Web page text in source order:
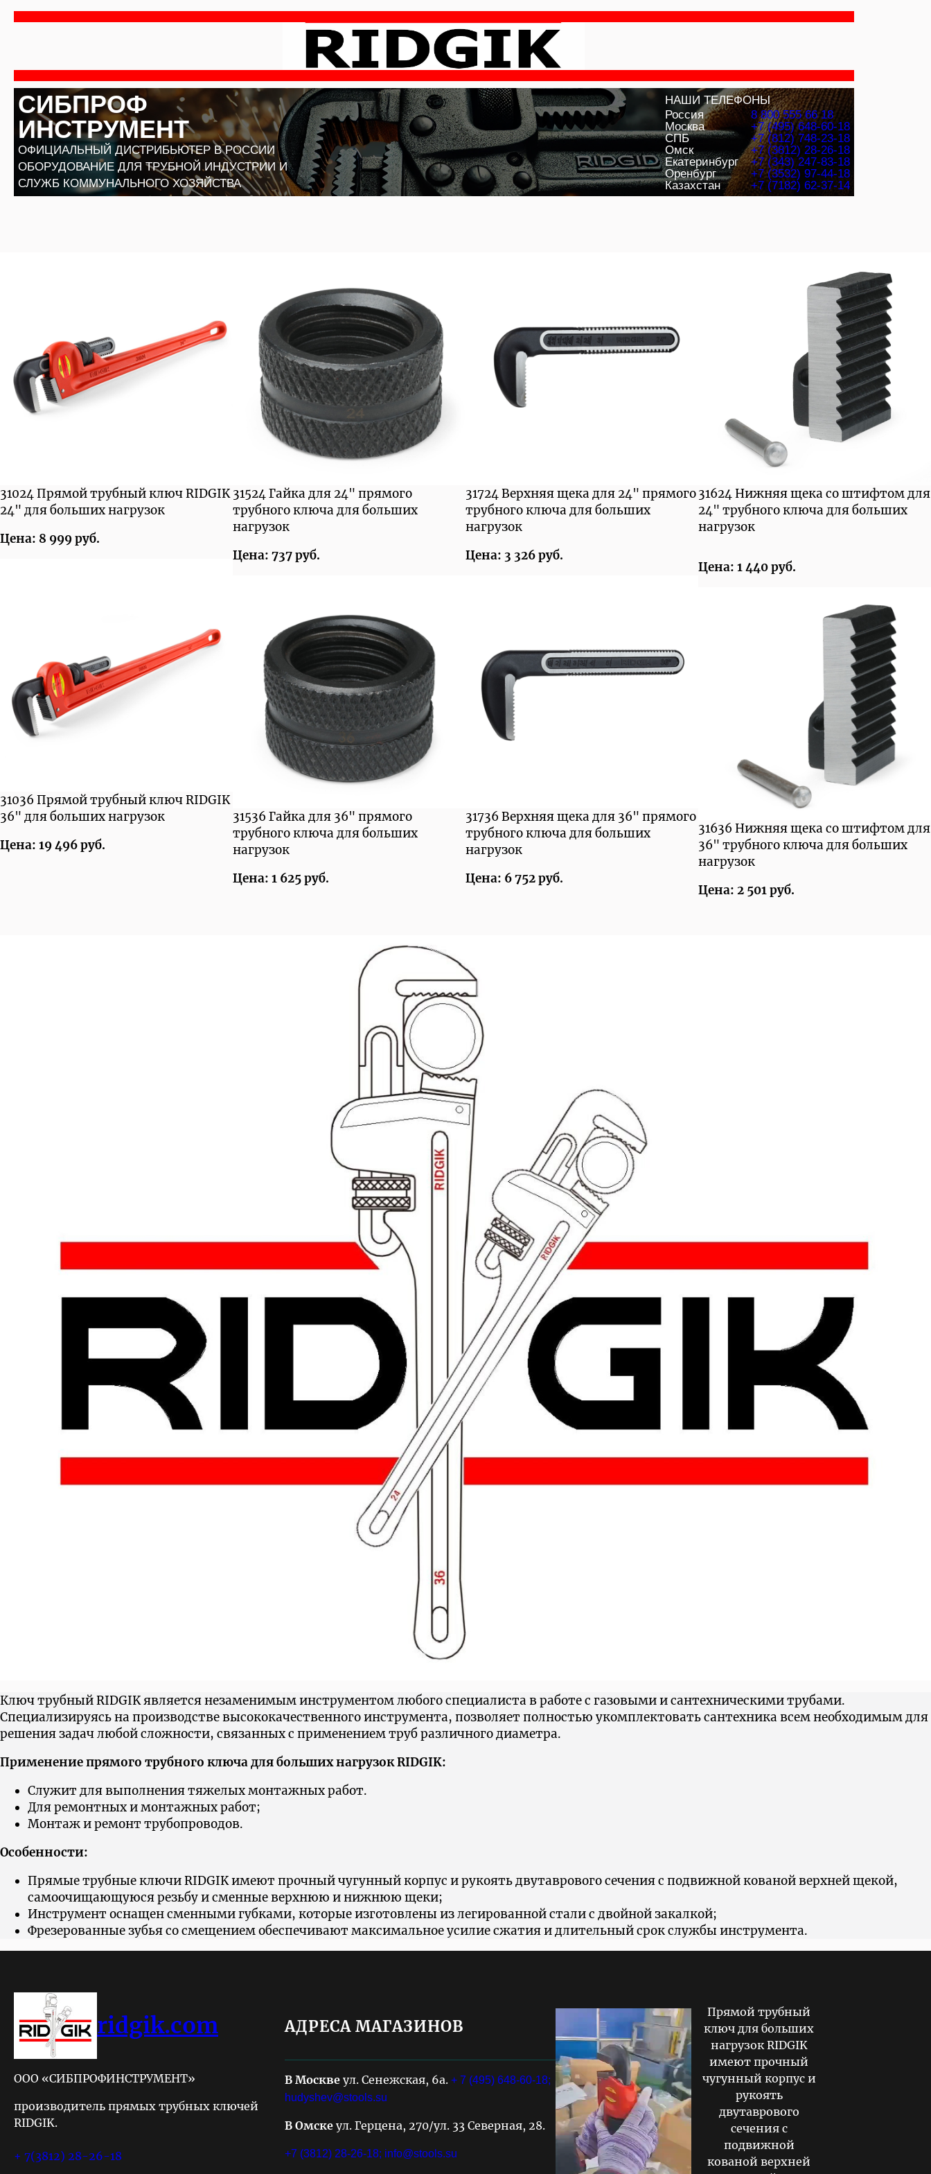
Перейти
СИБПРОФ
ИНСТРУМЕНТ
ОФИЦИАЛЬНЫЙ ДИСТРИБЬЮТЕР В РОССИИ
ОБОРУДОВАНИЕ ДЛЯ ТРУБНОЙ ИНДУСТРИИ И
СЛУЖБ КОММУНАЛЬНОГО ХОЗЯЙСТВА
НАШИ ТЕЛЕФОНЫ
Россия
8 800 555 66 18
Москва
+7 (495) 648-60-18
СПБ
+7 (812) 748-23-18
Омск
+7 (3812) 28-26-18
Екатеринбург
+7 (343) 247-83-18
Оренбург
+7 (3532) 97-44-18
Казахстан
+7 (7182) 62-37-14
31024 Прямой трубный ключ RIDGIK
24" для больших нагрузок
Цена: 8 999 руб.
31036 Прямой трубный ключ RIDGIK
36" для больших нагрузок
Цена: 19 496 руб.
31524 Гайка для 24" прямого
трубного ключа для больших
нагрузок
Цена: 737 руб.
31536 Гайка для 36" прямого
трубного ключа для больших
нагрузок
Цена: 1 625 руб.
31724 Верхняя щека для 24" прямого
трубного ключа для больших
нагрузок
Цена: 3 326 руб.
31736 Верхняя щека для 36" прямого
трубного ключа для больших
нагрузок
Цена: 6 752 руб.
31624 Нижняя щека со штифтом для
24" трубного ключа для больших
нагрузок
Цена: 1 440 руб.
31636 Нижняя щека со штифтом для
36" трубного ключа для больших
нагрузок
Цена: 2 501 руб.
Ключ трубный RIDGIK является незаменимым инструментом любого специалиста в работе с газовыми и сантехническими трубами.
Cпециализируясь на производстве высококачественного инструмента, позволяет полностью укомплектовать сантехника всем необходимым для
решения задач любой сложности, связанных с применением труб различного диаметра.
Применение прямого трубного ключа для больших нагрузок RIDGIK:
Служит для выполнения тяжелых монтажных работ.
Для ремонтных и монтажных работ;
Монтаж и ремонт трубопроводов.
Особенности:
Прямые трубные ключи RIDGIK имеют прочный чугунный корпус и рукоять двутаврового сечения с подвижной кованой верхней щекой,
самоочищающуюся резьбу и сменные верхнюю и нижнюю щеки;
Инструмент оснащен сменными губками, которые изготовлены из легированной стали с двойной закалкой;
Фрезерованные зубья со смещением обеспечивают максимальное усилие сжатия и длительный срок службы инструмента.
ridgik.com
ООО «СИБПРОФИНСТРУМЕНТ»
производитель прямых трубных ключей
RIDGIK.
+ 7(3812) 28-26-18
АДРЕСА МАГАЗИНОВ
В Москвеул. Сенежская, 6а.+ 7 (495) 648-60-18;
hudyshev@stools.su
В Омскеул. Герцена, 270/ул. 33 Северная, 28.
+7 (3812) 28-26-18; info@stools.su
Прямой трубный
ключ для больших
нагрузок RIDGIK
имеют прочный
чугунный корпус и
рукоять
двутаврового
сечения с
подвижной
кованой верхней